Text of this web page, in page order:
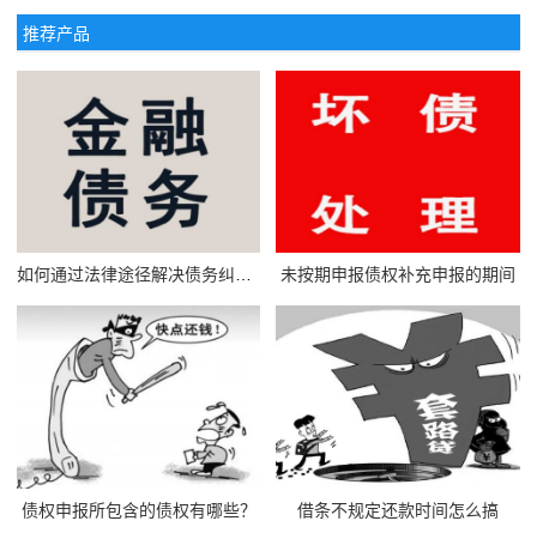
推荐产品
如何通过法律途径解决债务纠纷问题 未按期申报债权补充申报的期间
债权申报所包含的债权有哪些？ 借条不规定还款时间怎么搞